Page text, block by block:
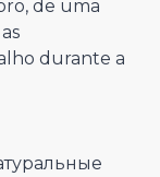
de uma
durante a